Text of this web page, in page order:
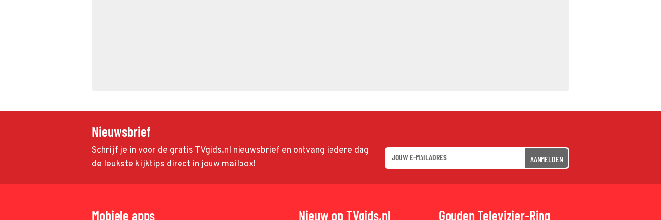
Nieuwsbrief
Schrijf je in voor de gratis TVgids.nl nieuwsbrief en ontvang iedere dag
de leukste kijktips direct in jouw mailbox!
AANMELDEN
Mobiele apps Nieuw op TVgids.nl Gouden Televizier-Ring